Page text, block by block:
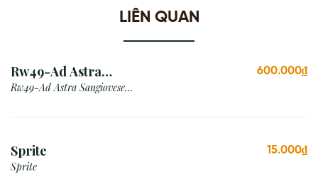
LIÊN QUAN
Rw49-Ad Astra
Sangiovese Rubicone Igt
Rw49-Ad Astra Sangiovese
600.000₫
Sprite
Sprite
15.000₫